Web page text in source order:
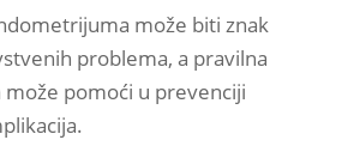
može biti znak
problema, a pravilna
može pomoći u prevenciji